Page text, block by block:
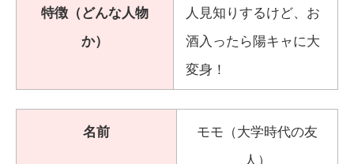
特徴（どんな人物
か）
人見知りするけど、お
酒入ったら陽キャに大
変身！
名前
モモ（大学時代の友
人）